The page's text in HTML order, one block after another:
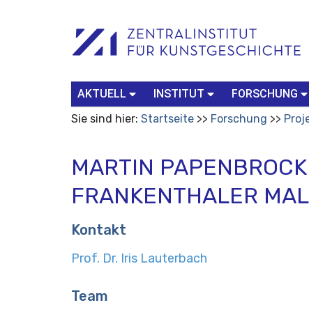
Werkzeuge
Search…
AKTUELL INSTITUT FORSCHUNG
Sie sind hier: Startseite Forschung
MARTIN
FRANKENTHALER
Kontakt
Prof. Dr. Iris Lauterbach
Team